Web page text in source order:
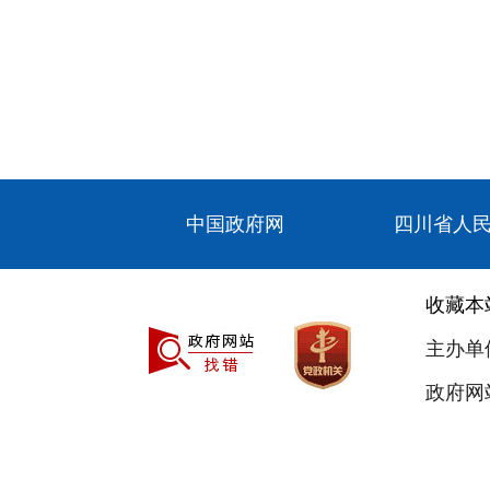
中国政府网 四川省人
收藏本
主办
政府网